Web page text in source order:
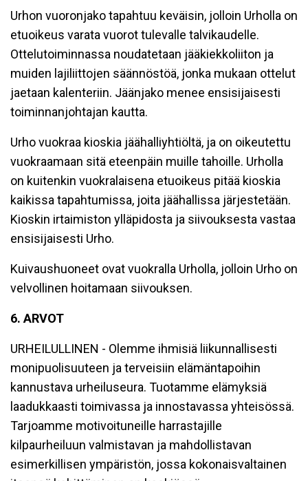
Urhon vuoronjako tapahtuu keväisin, jolloin Urholla on
etuoikeus varata vuorot tulevalle talvikaudelle.
Ottelutoiminnassa noudatetaan jääkiekkoliiton ja
muiden lajiliittojen säännöstöä, jonka mukaan ottelut
jaetaan kalenteriin. Jäänjako menee ensisijaisesti
toiminnanjohtajan kautta.
Urho vuokraa kioskia jäähalliyhtiöltä, ja on oikeutettu
vuokraamaan sitä eteenpäin muille tahoille. Urholla
on kuitenkin vuokralaisena etuoikeus pitää kioskia
kaikissa tapahtumissa, joita jäähallissa järjestetään.
Kioskin irtaimiston ylläpidosta ja siivouksesta vastaa
ensisijaisesti Urho.
Kuivaushuoneet ovat vuokralla Urholla, jolloin Urho on
velvollinen hoitamaan siivouksen.
6. ARVOT
URHEILULLINEN - Olemme ihmisiä liikunnallisesti
monipuolisuuteen ja terveisiin elämäntapoihin
kannustava urheiluseura. Tuotamme elämyksiä
laadukkaasti toimivassa ja innostavassa yhteisössä.
Tarjoamme motivoituneille harrastajille
kilpaurheiluun valmistavan ja mahdollistavan
esimerkillisen ympäristön, jossa kokonaisvaltainen